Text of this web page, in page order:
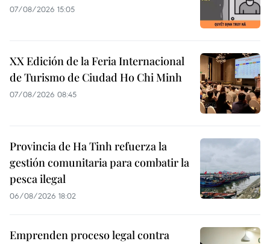
07/08/2026 15:05
XX Edición de la Feria Internacional
de Turismo de Ciudad Ho Chi Minh
07/08/2026 08:45
Provincia de Ha Tinh refuerza la
gestión comunitaria para combatir la
pesca ilegal
06/08/2026 18:02
Emprenden proceso legal contra